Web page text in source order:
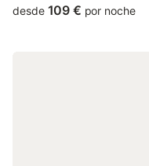
garden as well as free
desde 109 € por noche